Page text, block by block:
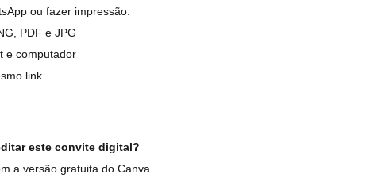
ou fazer impressão.
PDF e JPG
e computador
link
este convite digital?
a versão gratuita do Canva.